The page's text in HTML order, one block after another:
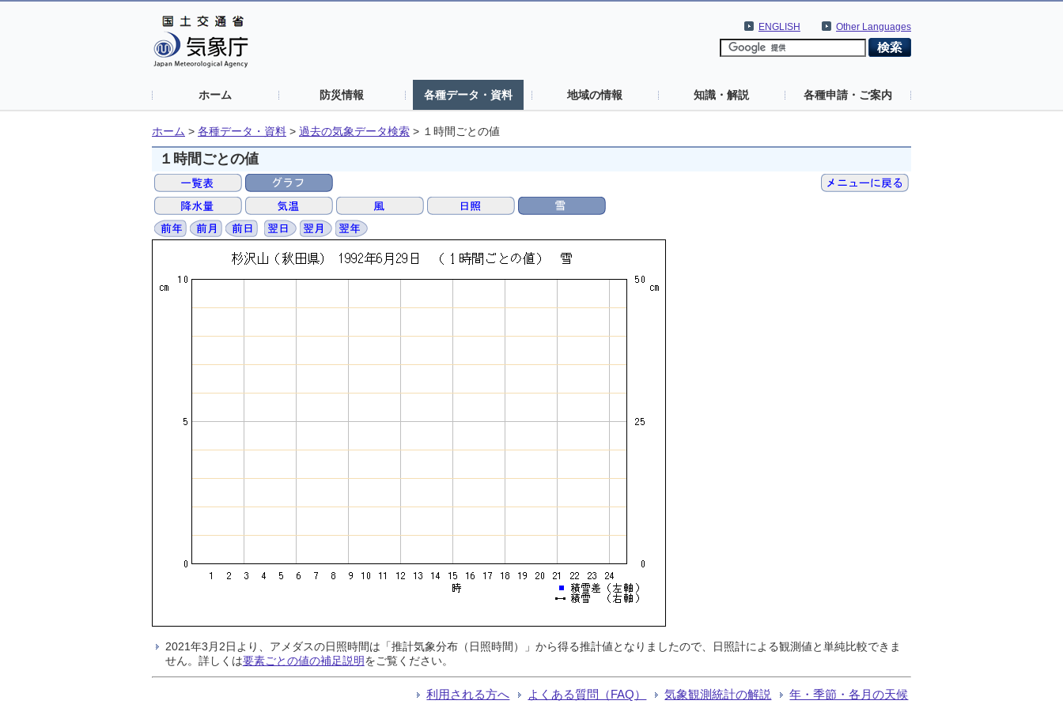
Other Languages
ENGLISH
ホーム 防災情報 各種データ・資料 地域の情報 知識・解説 各種申請・ご案内
ホーム > 各種データ・資料 > 過去の気象データ検索 > １時間ごとの値
１時間ごとの値
2021年3月2日より、アメダスの日照時間は「推計気象分布（日照時間）」から得る推計値となりましたので、日照計による観測値と単純比較できま
せん。詳しくは要素ごとの値の補足説明をご覧ください。
利用される方へ よくある質問（FAQ） 気象観測統計の解説 年・季節・各月の天候